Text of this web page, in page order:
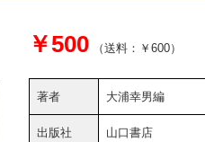
￥500 （送料：￥600）
著者 大浦幸男編
出版社 山口書店